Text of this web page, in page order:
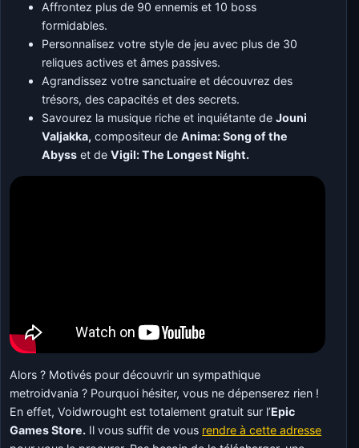
Affrontez plus de 90 ennemis et 10 boss
formidables.
Personnalisez votre style de jeu avec plus de 30
reliques actives et âmes passives.
Agrandissez votre sanctuaire et découvrez des
trésors, des capacités et des secrets.
Savourez la musique riche et inquiétante deJouni
Valjakka, compositeur deAnima: Song of the
Abyss et deVigil: The Longest Night.
Alors ? Motivés pour découvrir un sympathique
metroidvania ? Pourquoi hésiter, vous ne dépenserez rien !
En effet, Voidwrought est totalement gratuit sur l’Epic
Games Store. Il vous suffit de vous rendre à cette adresse